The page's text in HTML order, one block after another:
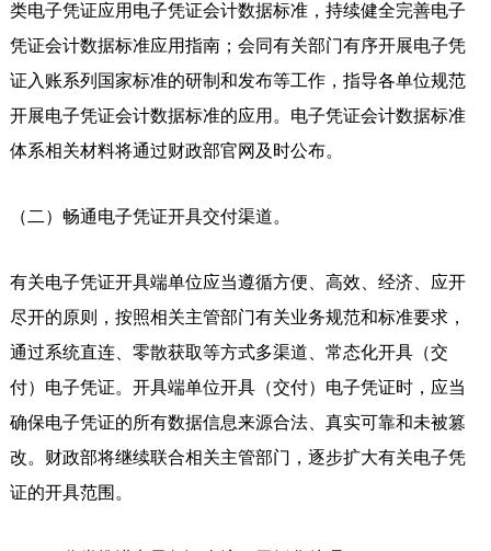
类电子凭证应用电子凭证会计数据标准，持续健全完善电子
凭证会计数据标准应用指南；会同有关部门有序开展电子凭
证入账系列国家标准的研制和发布等工作，指导各单位规范
开展电子凭证会计数据标准的应用。电子凭证会计数据标准
体系相关材料将通过财政部官网及时公布。
（二）畅通电子凭证开具交付渠道。
有关电子凭证开具端单位应当遵循方便、高效、经济、应开
尽开的原则，按照相关主管部门有关业务规范和标准要求，
通过系统直连、零散获取等方式多渠道、常态化开具（交
付）电子凭证。开具端单位开具（交付）电子凭证时，应当
确保电子凭证的所有数据信息来源合法、真实可靠和未被篡
改。财政部将继续联合相关主管部门，逐步扩大有关电子凭
证的开具范围。